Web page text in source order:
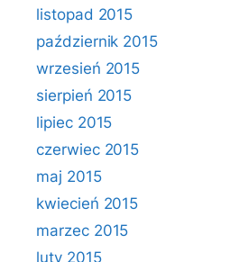
listopad 2015
październik 2015
wrzesień 2015
sierpień 2015
lipiec 2015
czerwiec 2015
maj 2015
kwiecień 2015
marzec 2015
luty 2015